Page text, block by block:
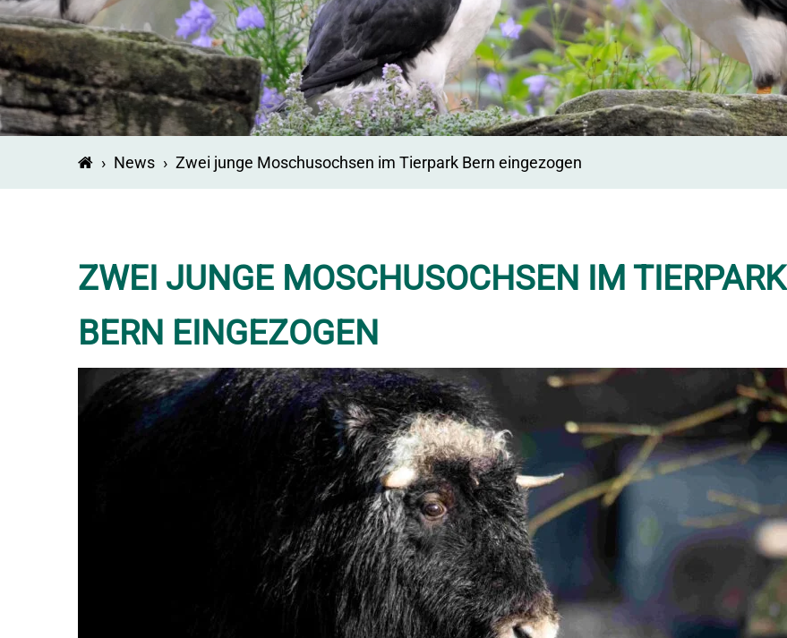
› News › Zwei junge Moschusochsen im Tierpark Bern eingezogen
ZWEI JUNGE MOSCHUSOCHSEN IM TIERPARK
BERN EINGEZOGEN